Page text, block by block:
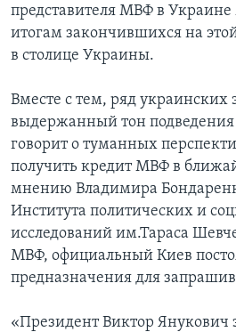
представителя МВФ в
итогам закончившихся на
в столице Украины.
Вместе с тем, ряд украинских
выдержанный тон
говорит о туманных
получить кредит МВФ в
мнению Владимира
Института политических и
исследований им.Тараса
МВФ, официальный Киев
предназначения для
«Президент Виктор Янукович